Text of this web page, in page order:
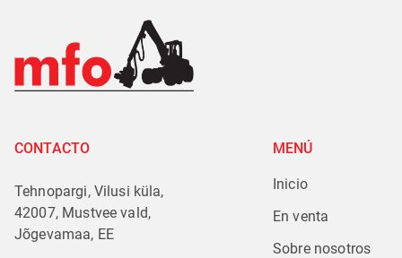
CONTACTO
Tehnopargi, Vilusi küla,
42007, Mustvee vald,
Jõgevamaa, EE
MENÚ
Inicio
En venta
Sobre nosotros